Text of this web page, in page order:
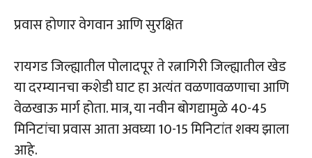
प्रवास होणार वेगवान आणि सुरक्षित
रायगड जिल्ह्यातील पोलादपूर ते रत्नागिरी जिल्ह्यातील खेड
या दरम्यानचा कशेडी घाट हा अत्यंत वळणावळणाचा आणि
वेळखाऊ मार्ग होता. मात्र, या नवीन बोगद्यामुळे 40-45
मिनिटांचा प्रवास आता अवघ्या 10-15 मिनिटांत शक्य झाला
आहे.